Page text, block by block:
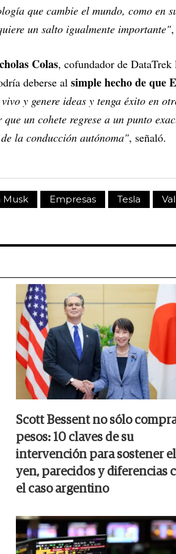
que cambie el mundo, como en
un salto igualmente importante"
Colas, cofundador de
deberse al simple hecho de que
y genere ideas y tenga éxito en
un cohete regrese a un punto
la conducción autónoma", señaló.
Musk Empresas Tesla
Scott Bessent no sólo
pesos: 10 claves de su
intervención para sostener el
yen, parecidos y diferencias
el caso argentino